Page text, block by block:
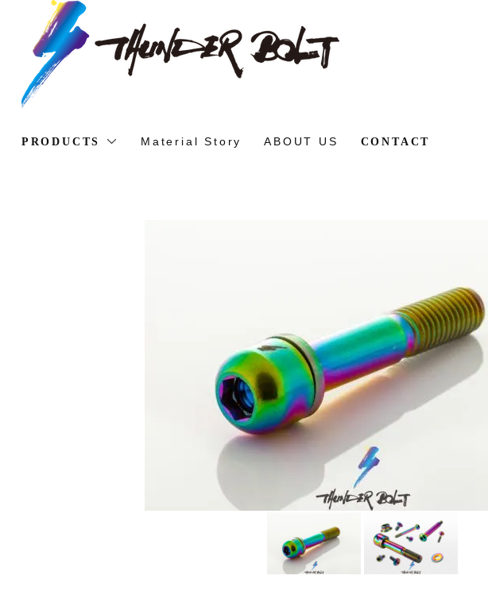
PRODUCTS Material Story ABOUT US CONTACT